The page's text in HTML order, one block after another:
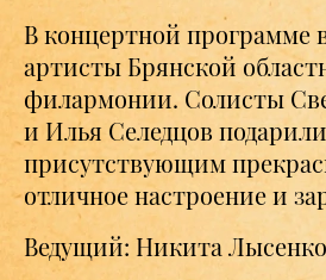
В концертной программе
артисты Брянской
филармонии. Солисты
и Илья Селедцов подарили
присутствующим
отличное настроение и
Ведущий: Никита